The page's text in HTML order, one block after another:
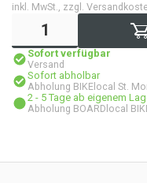
inkl. MwSt., zzgl.
Sofort verfügbar
Versand
Sofort abholbar
Abholung BIKElocal St.
2 - 5 Tage ab eigenem
Abholung BOARDlocal